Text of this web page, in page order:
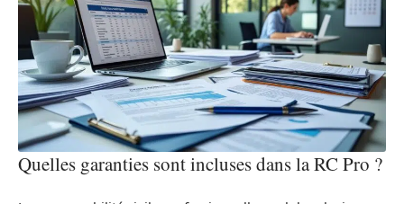
Quelles garanties sont incluses dans la RC Pro ?